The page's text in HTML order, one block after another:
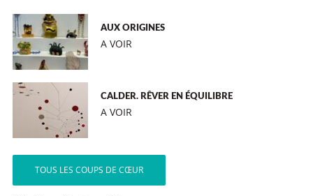
AUX ORIGINES
A VOIR
CALDER. RÊVER EN ÉQUILIBRE
A VOIR
TOUS LES COUPS DE CŒUR